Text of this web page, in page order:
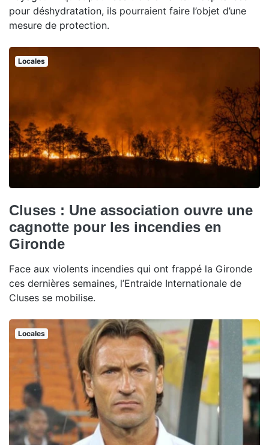
pour déshydratation, ils pourraient faire l’objet d’une
mesure de protection.
Locales
Cluses : Une association ouvre une
cagnotte pour les incendies en
Gironde
Face aux violents incendies qui ont frappé la Gironde
ces dernières semaines, l’Entraide Internationale de
Cluses se mobilise.
Locales